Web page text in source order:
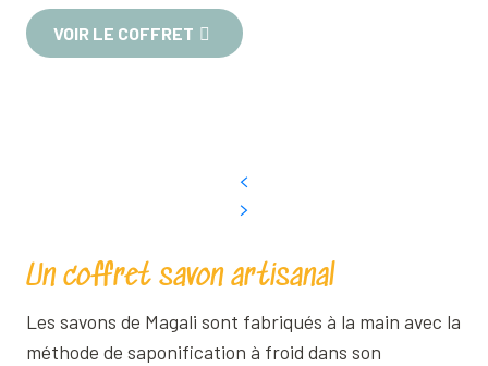
VOIR LE COFFRET
Un coffret savon artisanal
Les savons de Magali sont fabriqués à la main avec la
méthode de saponification à froid dans son